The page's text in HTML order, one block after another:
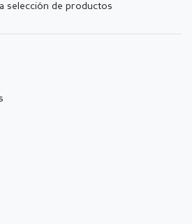
selección de productos